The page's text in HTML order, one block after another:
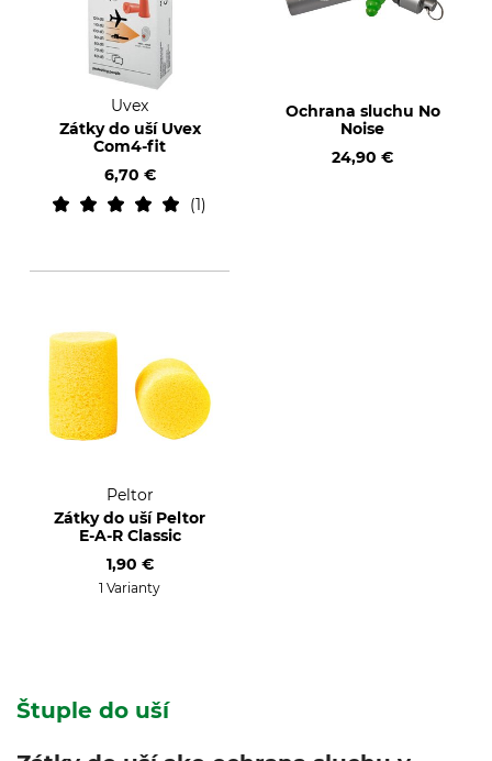
Uvex
Zátky do uší Uvex
Com4-fit
6,70 €
1
Ochrana sluchu No
Noise
24,90 €
Peltor
Zátky do uší Peltor
E-A-R Classic
1,90 €
1 Varianty
Štuple do uší